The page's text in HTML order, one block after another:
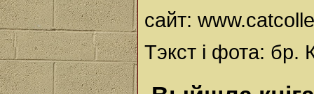
сайт:
Тэкст і фота: бр.